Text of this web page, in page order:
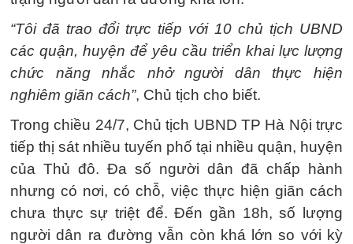
“Tôi đã trao đổi trực tiếp với 10 chủ tịch UBND
các quận, huyện để yêu cầu triển khai lực lượng
chức năng nhắc nhở người dân thực hiện
nghiêm giãn cách”, Chủ tịch cho biết.
Trong chiều 24/7, Chủ tịch UBND TP Hà Nội trực
tiếp thị sát nhiều tuyến phố tại nhiều quận, huyện
của Thủ đô. Đa số người dân đã chấp hành
nhưng có nơi, có chỗ, việc thực hiện giãn cách
chưa thực sự triệt để. Đến gần 18h, số lượng
người dân ra đường vẫn còn khá lớn so với kỳ